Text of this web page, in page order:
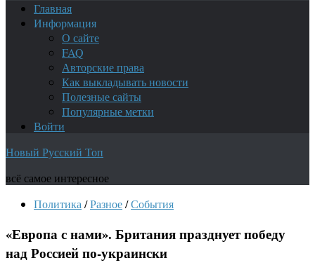
Главная
Информация
О сайте
FAQ
Авторские права
Как выкладывать новости
Полезные сайты
Популярные метки
Войти
Новый Русский Топ
всё самое интересное
Политика /Разное/События
«Европа с нами». Британия празднует победу
над Россией по-украински